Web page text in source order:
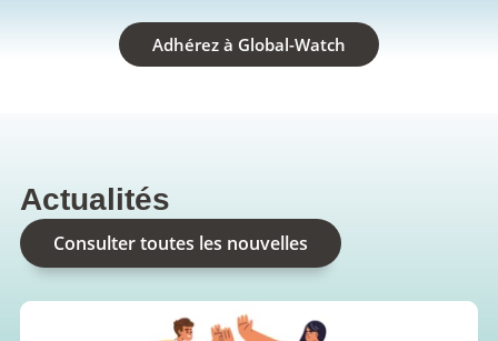
Adhérez à Global-Watch
Actualités
Consulter toutes les nouvelles